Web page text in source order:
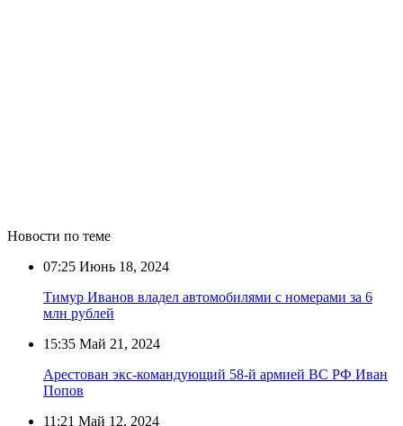
Новости по теме
07:25 Июнь 18, 2024
Тимур Иванов владел автомобилями с номерами за 6
млн рублей
15:35 Май 21, 2024
Арестован экс-командующий 58-й армией ВС РФ Иван
Попов
11:21 Май 12, 2024